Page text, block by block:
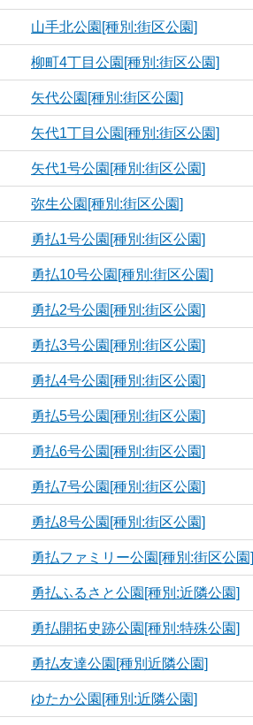
山手北公園[種別:街区公園]
柳町4丁目公園[種別:街区公園]
矢代公園[種別:街区公園]
矢代1丁目公園[種別:街区公園]
矢代1号公園[種別:街区公園]
弥生公園[種別:街区公園]
勇払1号公園[種別:街区公園]
勇払10号公園[種別:街区公園]
勇払2号公園[種別:街区公園]
勇払3号公園[種別:街区公園]
勇払4号公園[種別:街区公園]
勇払5号公園[種別:街区公園]
勇払6号公園[種別:街区公園]
勇払7号公園[種別:街区公園]
勇払8号公園[種別:街区公園]
勇払ファミリー公園[種別:街区公園]
勇払ふるさと公園[種別:近隣公園]
勇払開拓史跡公園[種別:特殊公園]
勇払友達公園[種別近隣公園]
ゆたか公園[種別:近隣公園]